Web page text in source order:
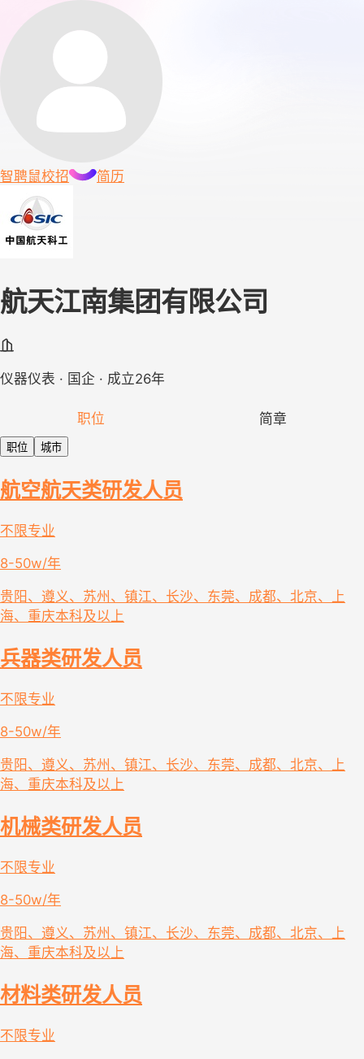
智聘鼠校招 简历
航天江南集团有限公司
仪器仪表 · 国企 · 成立26年
职位 简章
职位 城市
航空航天类研发人员
不限专业
8-50w/年
贵阳、遵义、苏州、镇江、长沙、东莞、成都、北京、上
海、重庆本科及以上
兵器类研发人员
不限专业
8-50w/年
贵阳、遵义、苏州、镇江、长沙、东莞、成都、北京、上
海、重庆本科及以上
机械类研发人员
不限专业
8-50w/年
贵阳、遵义、苏州、镇江、长沙、东莞、成都、北京、上
海、重庆本科及以上
材料类研发人员
不限专业